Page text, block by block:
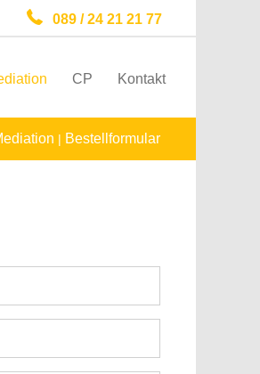
089 / 24 21 21 77
CP Kontakt
| Bestellformular